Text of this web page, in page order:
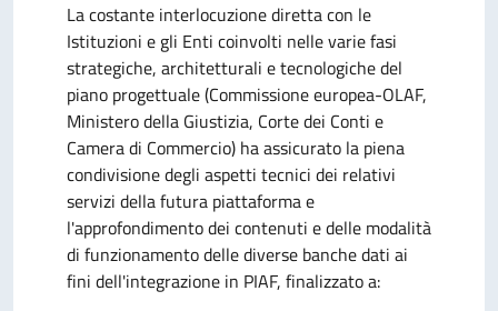
La costante interlocuzione diretta con le
Istituzioni e gli Enti coinvolti nelle varie fasi
strategiche, architetturali e tecnologiche del
piano progettuale (Commissione europea-OLAF,
Ministero della Giustizia, Corte dei Conti e
Camera di Commercio) ha assicurato la piena
condivisione degli aspetti tecnici dei relativi
servizi della futura piattaforma e
l'approfondimento dei contenuti e delle modalità
di funzionamento delle diverse banche dati ai
fini dell'integrazione in PIAF, finalizzato a: